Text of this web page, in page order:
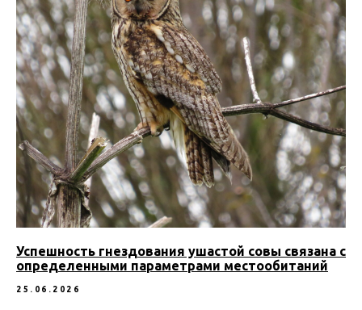
Успешность гнездования ушастой совы связана с
определенными параметрами местообитаний
25.06.2026